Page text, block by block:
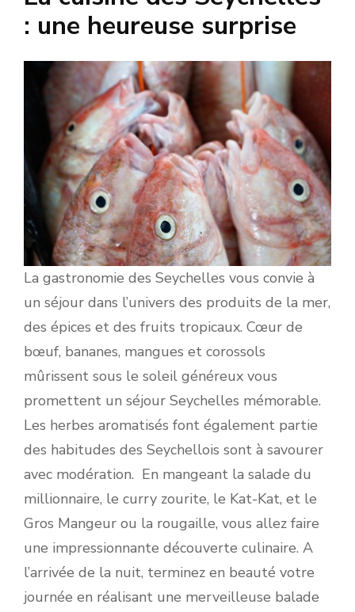
: une heureuse surprise
La gastronomie des Seychelles vous convie à
un séjour dans l’univers des produits de la mer,
des épices et des fruits tropicaux. Cœur de
bœuf, bananes, mangues et corossols
mûrissent sous le soleil généreux vous
promettent un séjour Seychelles mémorable.
Les herbes aromatisés font également partie
des habitudes des Seychellois sont à savourer
avec modération. En mangeant la salade du
millionnaire, le curry zourite, le Kat-Kat, et le
Gros Mangeur ou la rougaille, vous allez faire
une impressionnante découverte culinaire. A
l’arrivée de la nuit, terminez en beauté votre
journée en réalisant une merveilleuse balade